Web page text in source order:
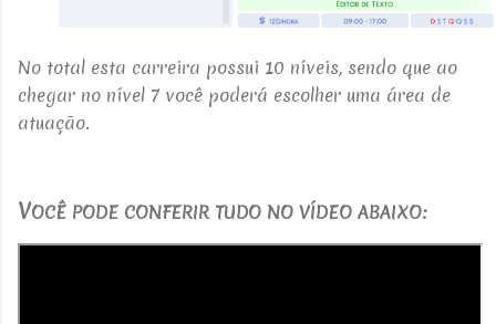
No total esta carreira possui 10 níveis, sendo que ao
chegar no nível 7 você poderá escolher uma área de
atuação.
VOCÊ PODE CONFERIR TUDO NO VÍDEO ABAIXO: